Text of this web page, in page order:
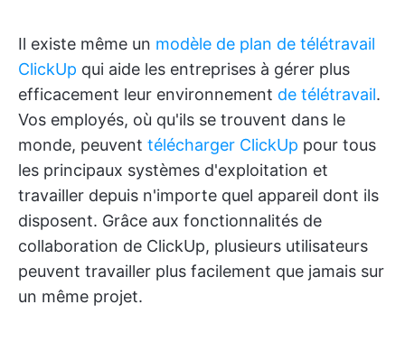
Il existe même un modèle de plan de télétravail
ClickUp qui aide les entreprises à gérer plus
efficacement leur environnement de télétravail.
Vos employés, où qu'ils se trouvent dans le
monde, peuvent télécharger ClickUp pour tous
les principaux systèmes d'exploitation et
travailler depuis n'importe quel appareil dont ils
disposent. Grâce aux fonctionnalités de
collaboration de ClickUp, plusieurs utilisateurs
peuvent travailler plus facilement que jamais sur
un même projet.